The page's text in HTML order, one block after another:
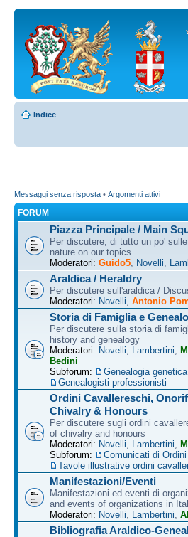
Indice
Messaggi senza risposta • Argomenti attivi
FORUM
Piazza Principale / Main
Per discutere, di tutto un po'
nature on our topics
Moderatori: Guido5 Novelli
Araldica / Heraldry
Per discutere sull'araldica /
Moderatori: Novelli Antonio
Storia di Famiglia e
Per discutere sulla storia di
history and genealogy
Moderatori: Novelli Lambertini
Bedini
Subforum:
Genealogia
Genealogisti professionisti
Ordini Cavallereschi,
Chivalry & Honours
Per discutere sugli ordini
of chivalry and honours
Moderatori: Novelli Lambertini
Subforum:
Comunicati di
Tavole illustrative ordini
Manifestazioni/Eventi
Manifestazioni ed eventi di
and events of organizations in
Moderatori: Novelli Lambertini
Bibliografia Araldico-